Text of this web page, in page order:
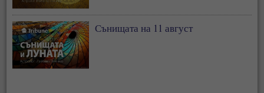
Сънищата на 11 август